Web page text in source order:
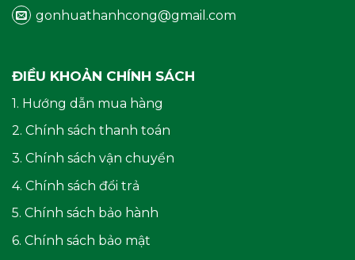
gonhuathanhcong@gmail.com
ĐIỀU KHOẢN CHÍNH SÁCH
1. Hướng dẫn mua hàng
2. Chính sách thanh toán
3. Chính sách vận chuyển
4. Chính sách đổi trả
5. Chính sách bảo hành
6. Chính sách bảo mật